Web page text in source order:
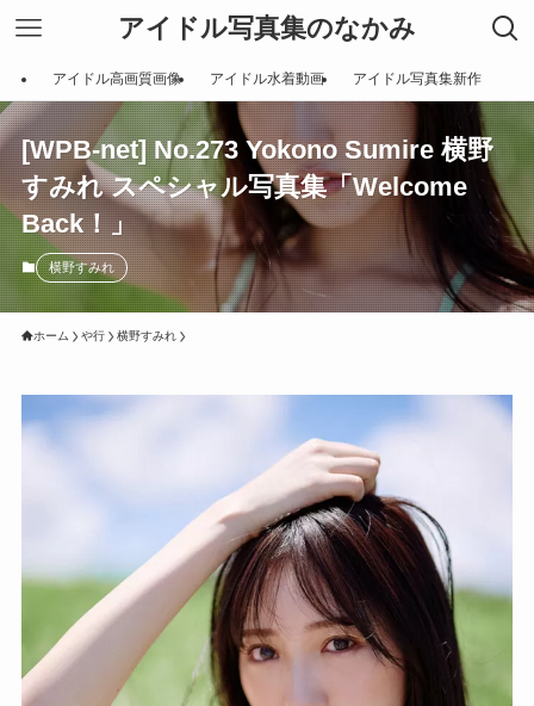
アイドル写真集のなかみ
アイドル高画質画像 アイドル水着動画 アイドル写真集新作
[WPB-net] No.273 Yokono Sumire 横野
すみれ スペシャル写真集「Welcome
Back！」
横野すみれ
ホーム や行 横野すみれ